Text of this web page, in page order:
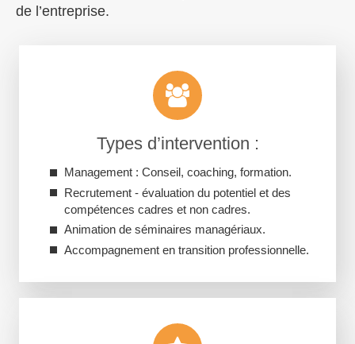
de l’entreprise.
Types d’intervention :
Management : Conseil, coaching, formation.
Recrutement - évaluation du potentiel et des
compétences cadres et non cadres.
Animation de séminaires managériaux.
Accompagnement en transition professionnelle.